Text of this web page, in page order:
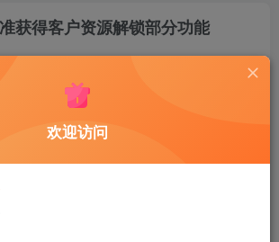
获得客户资源解锁部分功能
关注
欢迎访问